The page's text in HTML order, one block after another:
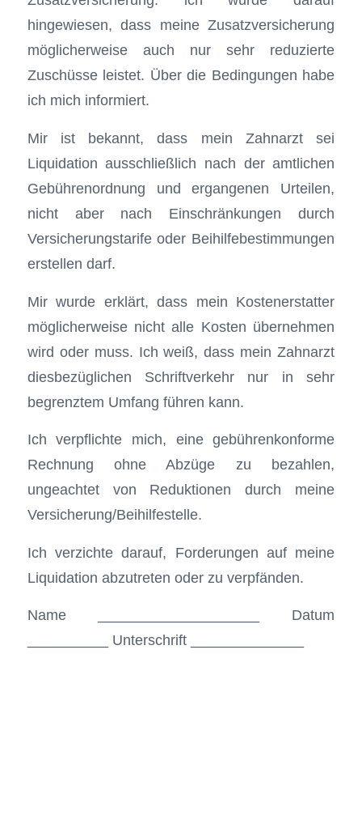
hingewiesen, dass meine Zusatzversicherung
möglicherweise auch nur sehr reduzierte
Zuschüsse leistet. Über die Bedingungen habe
ich mich informiert.
Mir ist bekannt, dass mein Zahnarzt sei
Liquidation ausschließlich nach der amtlichen
Gebührenordnung und ergangenen Urteilen,
nicht aber nach Einschränkungen durch
Versicherungstarife oder Beihilfebestimmungen
erstellen darf.
Mir wurde erklärt, dass mein Kostenerstatter
möglicherweise nicht alle Kosten übernehmen
wird oder muss. Ich weiß, dass mein Zahnarzt
diesbezüglichen Schriftverkehr nur in sehr
begrenztem Umfang führen kann.
Ich verpflichte mich, eine gebührenkonforme
Rechnung ohne Abzüge zu bezahlen,
ungeachtet von Reduktionen durch meine
Versicherung/Beihilfestelle.
Ich verzichte darauf, Forderungen auf meine
Liquidation abzutreten oder zu verpfänden.
Name ____________________ Datum
__________ Unterschrift ______________